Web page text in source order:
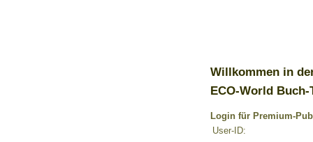
Willkommen in
ECO-World Buch-
Login für Premium-
User-ID: